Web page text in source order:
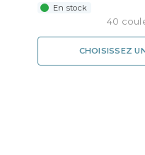
En stock
40
CHOISISSEZ